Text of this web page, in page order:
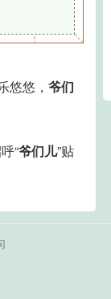
悠悠，爷们
“爷们儿”贴